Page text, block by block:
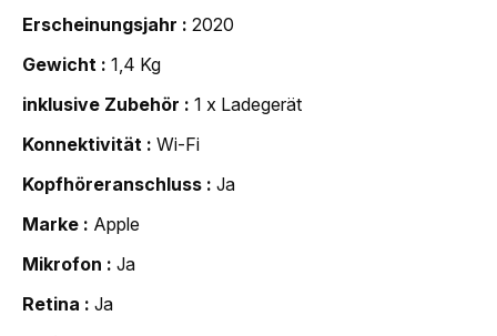
Erscheinungsjahr
2020
Gewicht
1,4 Kg
inklusive Zubehör
1 x Ladegerät
Konnektivität
Wi-Fi
Kopfhöreranschluss
Ja
Marke
Apple
Mikrofon
Ja
Retina
Ja